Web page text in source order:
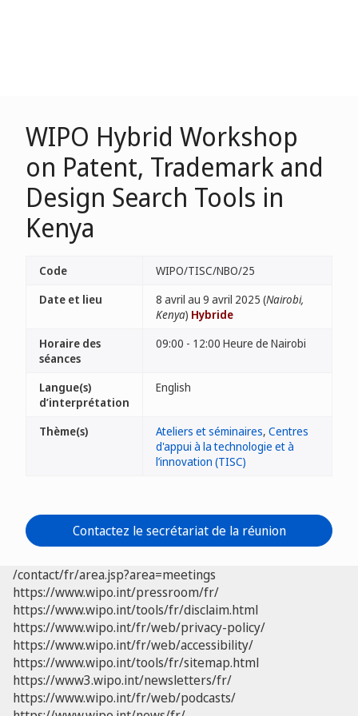
WIPO Hybrid Workshop
on Patent, Trademark and
Design Search Tools in
Kenya
Code
WIPO/TISC/NBO/25
Date et lieu
8 avril au 9 avril 2025 (Nairobi,
Kenya) Hybride
Horaire des
séances
09:00 - 12:00 Heure de Nairobi
Langue(s)
d’interprétation
English
Thème(s) Ateliers et séminaires, Centres
d'appui à la technologie et à
l’innovation (TISC)
Contactez le secrétariat de la réunion
/contact/fr/area.jsp?area=meetings
https://www.wipo.int/pressroom/fr/
https://www.wipo.int/tools/fr/disclaim.html
https://www.wipo.int/fr/web/privacy-policy/
https://www.wipo.int/fr/web/accessibility/
https://www.wipo.int/tools/fr/sitemap.html
https://www3.wipo.int/newsletters/fr/
https://www.wipo.int/fr/web/podcasts/